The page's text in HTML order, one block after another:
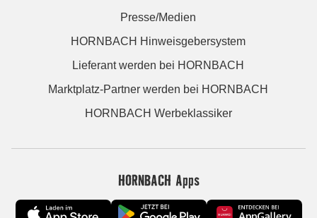
Presse/Medien
HORNBACH Hinweisgebersystem
Lieferant werden bei HORNBACH
Marktplatz-Partner werden bei HORNBACH
HORNBACH Werbeklassiker
HORNBACH Apps